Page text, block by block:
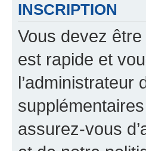
INSCRIPTION
Vous devez
est rapide et
assurez-vous